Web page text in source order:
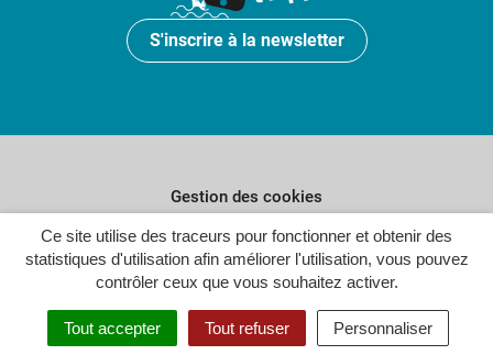
Ce site utilise des traceurs pour fonctionner et obtenir des
statistiques d'utilisation afin améliorer l'utilisation, vous pouvez
contrôler ceux que vous souhaitez activer.
Tout accepter Tout refuser Personnaliser
S'inscrire à la newsletter
Gestion des cookies
Plan du site
Politique de confidentialité
Crédits